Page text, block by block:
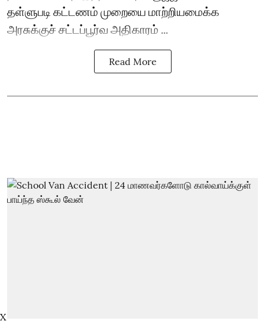
தள்ளுபடி கட்டணம் முறையை மாற்றியமைக்க
அரசுக்குச் சட்டப்பூர்வ அதிகாரம் ...
Read More
X